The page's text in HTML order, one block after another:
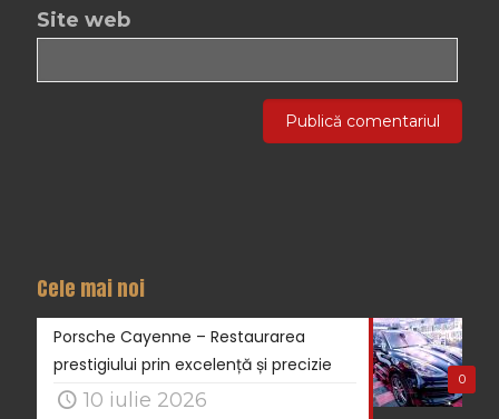
Site web
Cele mai noi
0
Porsche Cayenne – Restaurarea
prestigiului prin excelență și precizie
10 iulie 2026